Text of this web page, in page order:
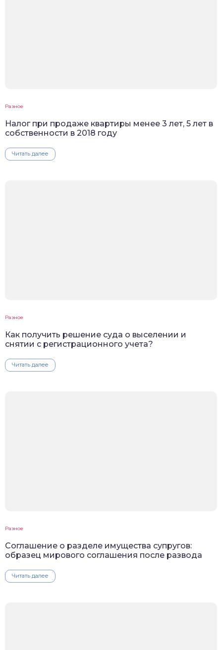
Разное
Налог при продаже квартиры менее 3 лет, 5 лет в
собственности в 2018 году
Читать далее
Разное
Как получить решение суда о выселении и
снятии с регистрационного учета?
Читать далее
Разное
Соглашение о разделе имущества супругов:
образец мирового соглашения после развода
Читать далее